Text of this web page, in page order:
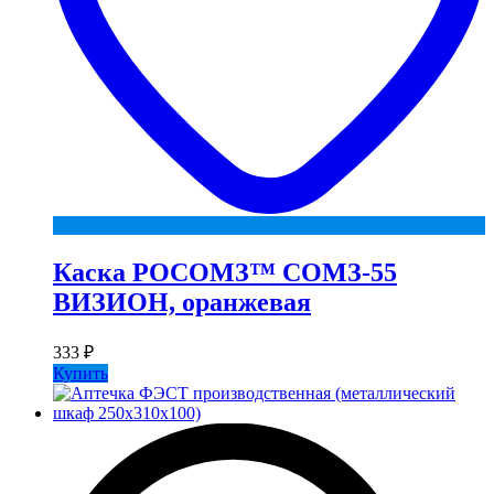
Каска РОСОМЗ™ СОМЗ-55
ВИЗИОН, оранжевая
333 ₽
Купить